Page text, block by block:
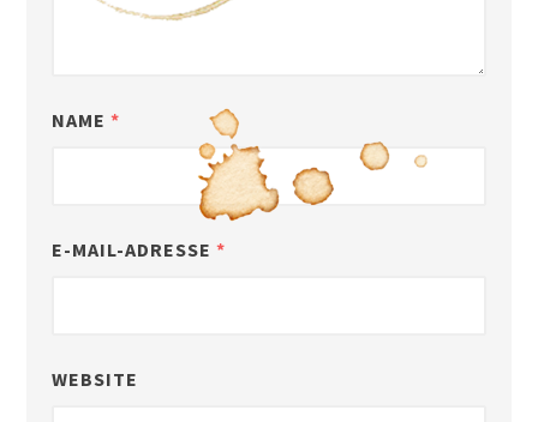
NAME *
E-MAIL-ADRESSE *
WEBSITE